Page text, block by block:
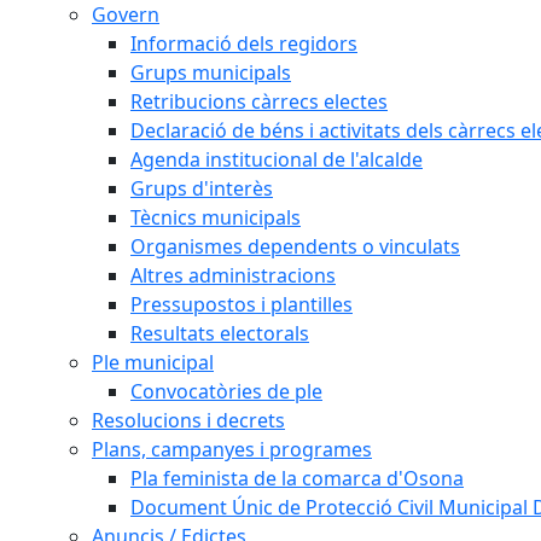
Govern
Informació dels regidors
Grups municipals
Retribucions càrrecs electes
Declaració de béns i activitats dels càrrecs
Agenda institucional de l'alcalde
Grups d'interès
Tècnics municipals
Organismes dependents o vinculats
Altres administracions
Pressupostos i plantilles
Resultats electorals
Ple municipal
Convocatòries de ple
Resolucions i decrets
Plans, campanyes i programes
Pla feminista de la comarca d'Osona
Document Únic de Protecció Civil Municipal